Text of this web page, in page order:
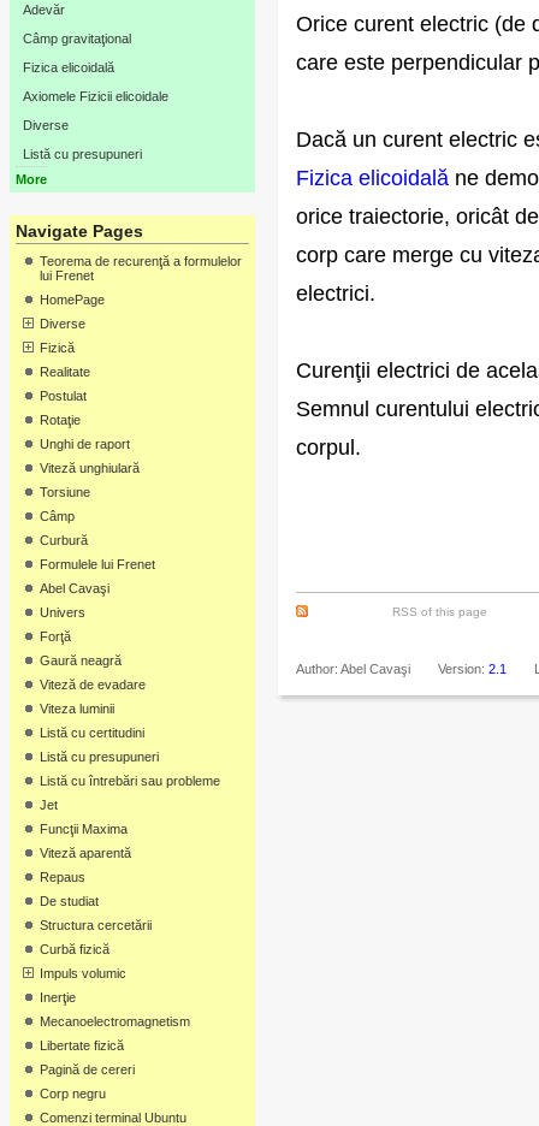
Adevăr
Câmp gravitaţional
Fizica elicoidală
Axiomele Fizicii elicoidale
Diverse
Listă cu presupuneri
More
Navigate Pages
Teorema de recurenţă a formulelor
lui Frenet
HomePage
Diverse
Fizică
Realitate
Postulat
Rotaţie
Unghi de raport
Viteză unghiulară
Torsiune
Câmp
Curbură
Formulele lui Frenet
Abel Cavaşi
Univers
Forţă
Gaură neagră
Viteză de evadare
Viteza luminii
Listă cu certitudini
Listă cu presupuneri
Listă cu întrebări sau probleme
Jet
Funcţii Maxima
Viteză aparentă
Repaus
De studiat
Structura cercetării
Curbă fizică
Impuls volumic
Inerţie
Mecanoelectromagnetism
Libertate fizică
Pagină de cereri
Corp negru
Comenzi terminal Ubuntu
Orice curent electric (de
care este perpendicular
Dacă un curent electric
Fizica elicoidală ne
orice traiectorie, oricât
corp care merge cu
electrici.
Curenţii electrici de
Semnul curentului
corpul.
RSS of this page
Author: Abel Cavaşi Version: 2.1